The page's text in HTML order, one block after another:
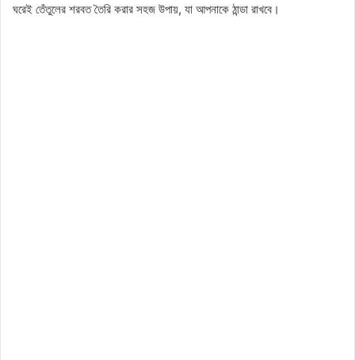
ঘরেই তেঁতুলের শরবত তৈরি করার সহজ উপায়, যা আপনাকে ঠান্ডা রাখবে।